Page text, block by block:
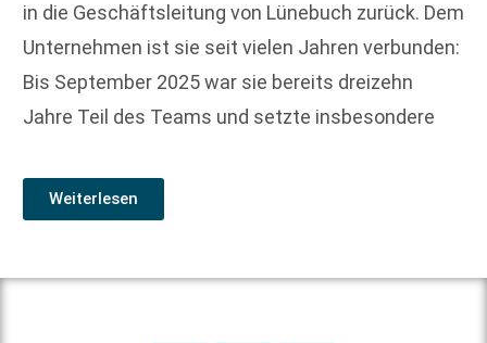
in die Geschäftsleitung von Lünebuch zurück. Dem
Unternehmen ist sie seit vielen Jahren verbunden:
Bis September 2025 war sie bereits dreizehn
Jahre Teil des Teams und setzte insbesondere
Weiterlesen